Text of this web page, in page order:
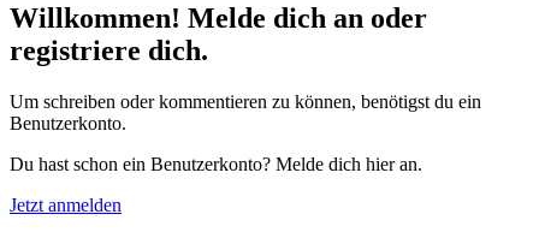
Willkommen! Melde dich an oder
registriere dich.
Um schreiben oder kommentieren zu können, benötigst du ein
Benutzerkonto.
Du hast schon ein Benutzerkonto? Melde dich hier an.
Jetzt anmelden